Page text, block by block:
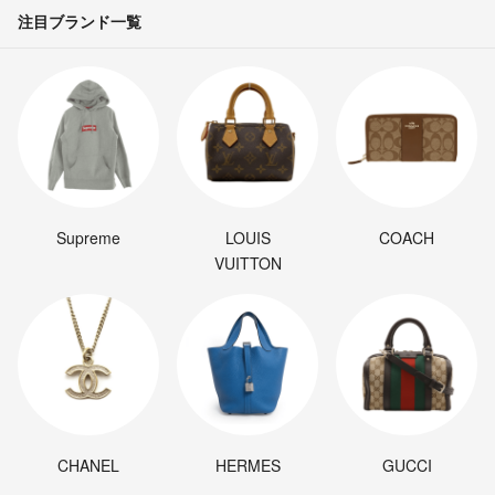
注目ブランド一覧
Supreme
LOUIS
VUITTON
COACH
CHANEL HERMES GUCCI